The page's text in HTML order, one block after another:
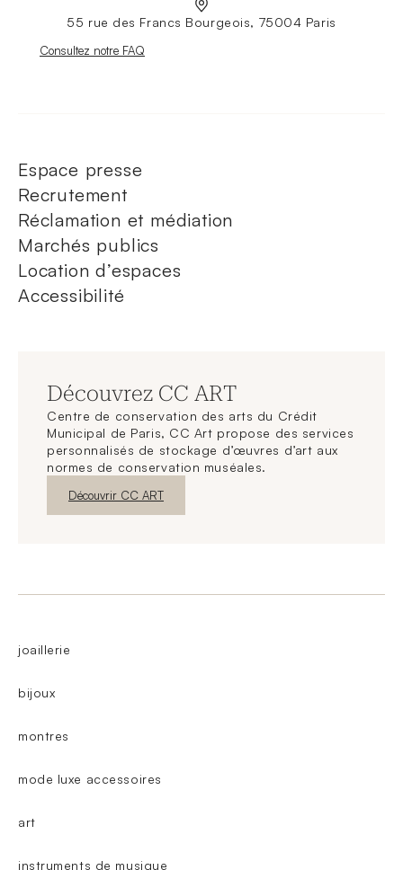
55 rue des Francs Bourgeois, 75004 Paris
Nouvelle fenêtre
Consultez notre FAQ
Espace presse
Recrutement
Réclamation et médiation
Marchés publics
Location d’espaces
Accessibilité
Découvrez CC ART
Centre de conservation des arts du Crédit
Municipal de Paris, CC Art propose des services
personnalisés de stockage d’œuvres d’art aux
normes de conservation muséales.
Nouvelle fenêtre
Découvrir CC ART
joaillerie
bijoux
montres
mode luxe accessoires
art
instruments de musique